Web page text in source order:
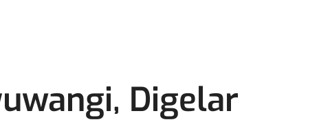
Digelar